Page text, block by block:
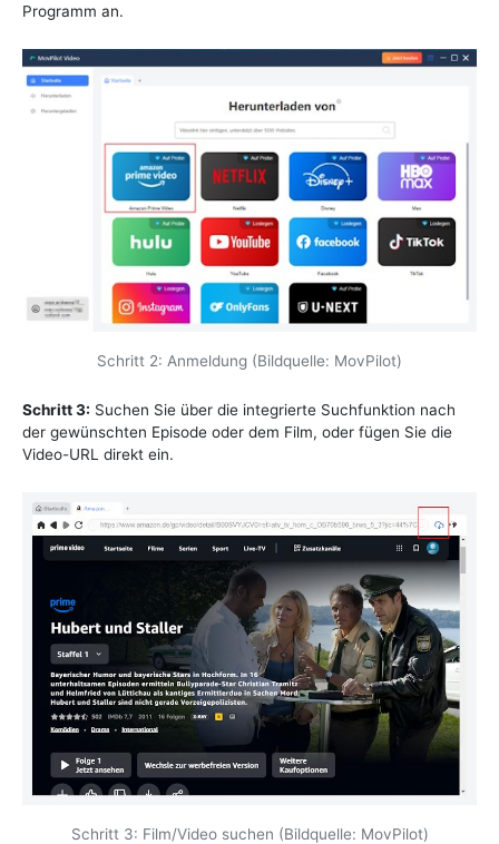
Programm an.
Schritt 2: Anmeldung (Bildquelle: MovPilot)
Schritt 3: Suchen Sie über die integrierte Suchfunktion nach
der gewünschten Episode oder dem Film, oder fügen Sie die
Video-URL direkt ein.
Schritt 3: Film/Video suchen (Bildquelle: MovPilot)